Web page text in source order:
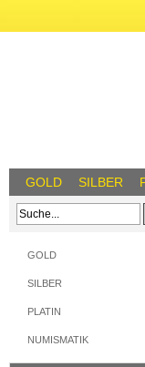
GOLD SILBER
GOLD
SILBER
PLATIN
NUMISMATIK